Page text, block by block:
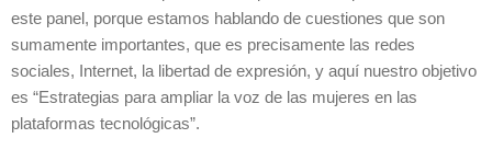
este panel, porque estamos hablando de cuestiones que son
sumamente importantes, que es precisamente las redes
sociales, Internet, la libertad de expresión, y aquí nuestro objetivo
es “Estrategias para ampliar la voz de las mujeres en las
plataformas tecnológicas”.